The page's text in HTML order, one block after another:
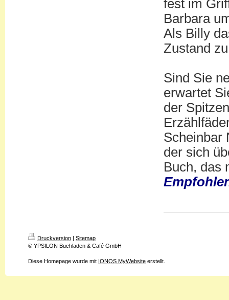
fest im
Barbara
Als Billy
Zustand
Sind Sie
erwartet
der
Scheinbar
der sich
Buch, das
Druckversion | Sitemap
© YPSILON Buchladen & Café GmbH
Diese Homepage wurde mit IONOS MyWebsite erstellt.